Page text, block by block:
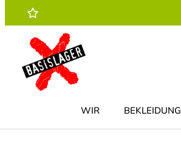
Hauptinhalt springen
Zur Suche springen
Zur Hauptnavigation springen
WIR BEKLEIDUNG